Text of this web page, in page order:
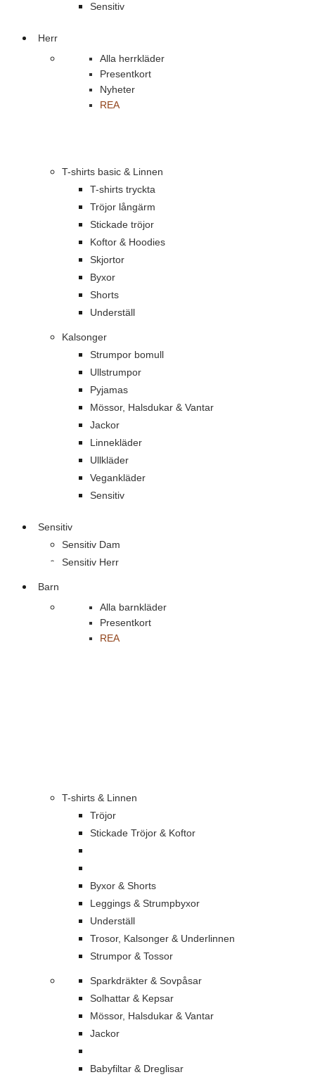
Sensitiv
Herr
Alla herrkläder
Presentkort
Nyheter
REA
T-shirts basic & Linnen
T-shirts tryckta
Tröjor långärm
Stickade tröjor
Koftor & Hoodies
Skjortor
Byxor
Shorts
Underställ
Kalsonger
Strumpor bomull
Ullstrumpor
Pyjamas
Mössor, Halsdukar & Vantar
Jackor
Linnekläder
Ullkläder
Vegankläder
Sensitiv
Sensitiv
Sensitiv Dam
Sensitiv Herr
Barn
Alla barnkläder
Presentkort
REA
T-shirts & Linnen
Tröjor
Stickade Tröjor & Koftor
Byxor & Shorts
Leggings & Strumpbyxor
Underställ
Trosor, Kalsonger & Underlinnen
Strumpor & Tossor
Sparkdräkter & Sovpåsar
Solhattar & Kepsar
Mössor, Halsdukar & Vantar
Jackor
Babyfiltar & Dreglisar